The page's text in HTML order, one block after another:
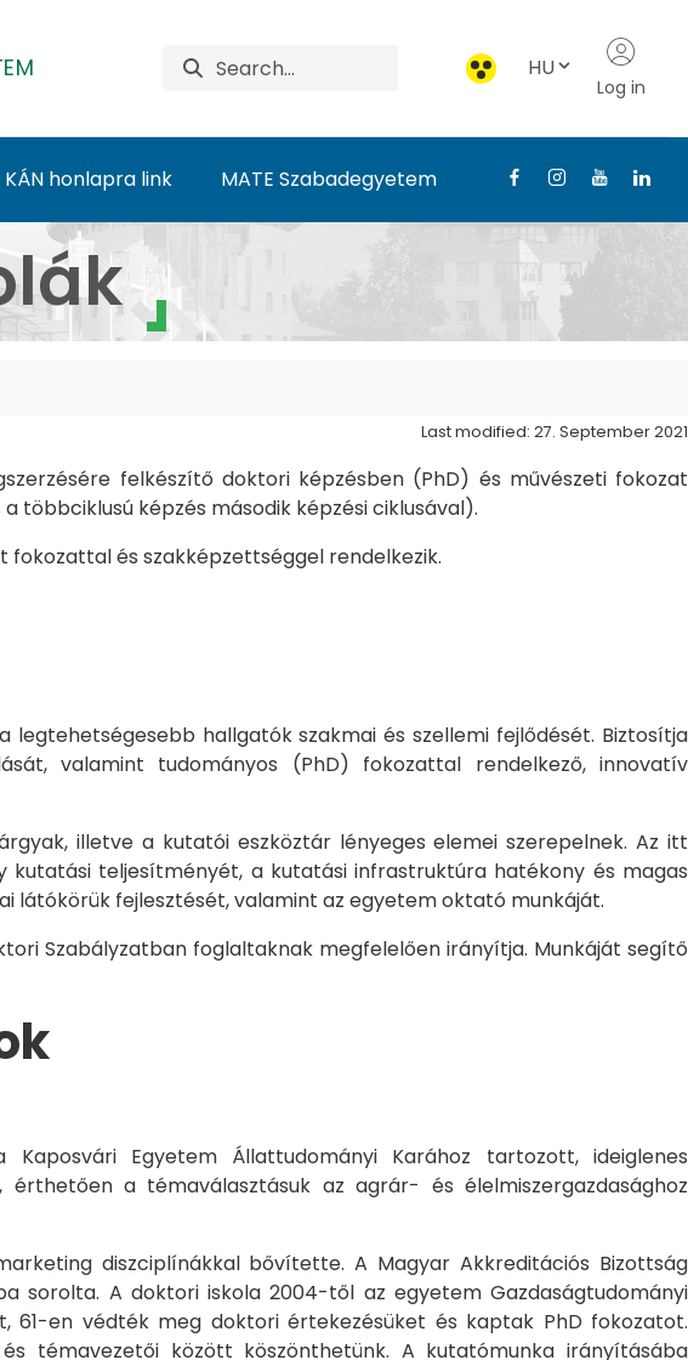
HU
Log in
KÁN honlapra link MATE Szabadegyetem
Last modified: 27. September 2021
felkészítő doktori képzésben (PhD) és művészeti fokozat
többciklusú képzés második képzési ciklusával).
és szakképzettséggel rendelkezik.
hallgatók szakmai és szellemi fejlődését. Biztosítja
valamint tudományos (PhD) fokozattal rendelkező, innovatív
illetve a kutatói eszköztár lényeges elemei szerepelnek. Az itt
teljesítményét, a kutatási infrastruktúra hatékony és magas
látókörük fejlesztését, valamint az egyetem oktató munkáját.
Szabályzatban foglaltaknak megfelelően irányítja. Munkáját segítő
Kaposvári Egyetem Állattudományi Karához tartozott, ideiglenes
a témaválasztásuk az agrár- és élelmiszergazdasághoz
diszciplínákkal bővítette. A Magyar Akkreditációs Bizottság
sorolta. A doktori iskola 2004-től az egyetem Gazdaságtudományi
61-en védték meg doktori értekezésüket és kaptak PhD fokozatot.
témavezetői között köszönthetünk. A kutatómunka irányításába